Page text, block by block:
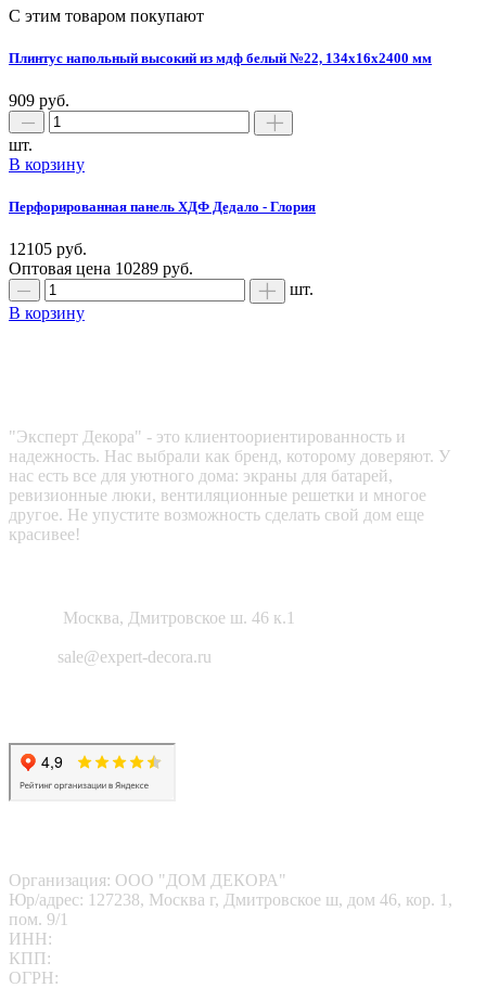
С этим товаром покупают
Плинтус напольный высокий из мдф белый №22, 134x16х2400 мм
909 руб.
шт.
В корзину
Перфорированная панель ХДФ Дедало - Глория
12105 руб.
Оптовая цена 10289 руб.
шт.
В корзину
"Эксперт Декора" - это клиентоориентированность и
надежность. Нас выбрали как бренд, которому доверяют. У
нас есть все для уютного дома: экраны для батарей,
ревизионные люки, вентиляционные решетки и многое
другое. Не упустите возможность сделать свой дом еще
красивее!
Москва, Дмитровское ш. 46 к.1
sale@expert-decora.ru
Организация: ООО "ДОМ ДЕКОРА"
Юр/адрес: 127238, Москва г, Дмитровское ш, дом 46, кор. 1,
пом. 9/1
ИНН:
КПП:
ОГРН: